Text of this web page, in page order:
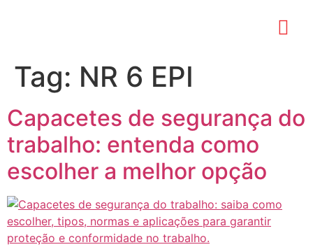
Tag: NR 6 EPI
Capacetes de segurança do
trabalho: entenda como
escolher a melhor opção